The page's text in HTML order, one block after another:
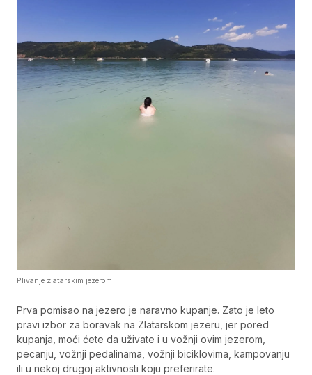
Plivanje zlatarskim jezerom
Prva pomisao na jezero je naravno kupanje. Zato je leto
pravi izbor za boravak na Zlatarskom jezeru, jer pored
kupanja, moći ćete da uživate i u vožnji ovim jezerom,
pecanju, vožnji pedalinama, vožnji biciklovima, kampovanju
ili u nekoj drugoj aktivnosti koju preferirate.